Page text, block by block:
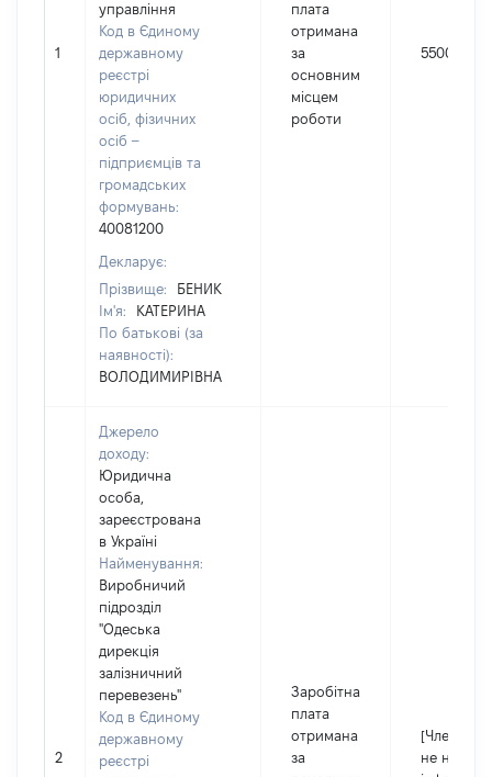
1
управління
Код в Єдиному
державному
реєстрі
юридичних
осіб, фізичних
осіб –
підприємців та
громадських
формувань:
40081200
Декларує:
Прізвище:
БЕНИК
Ім'я:
КАТЕРИНА
По батькові (за
наявності):
ВОЛОДИМИРІВНА
плата
отримана
за
основним
місцем
роботи
55000
2
Джерело
доходу:
Юридична
особа,
зареєстрована
в Україні
Найменування:
Виробничий
підрозділ
"Одеська
дирекція
залізничний
перевезень"
Код в Єдиному
державному
реєстрі
Заробітна
плата
отримана
за
[Член сім'ї
не надав